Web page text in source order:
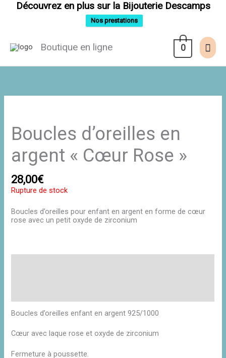
Découvrez en plus sur la Bijouterie Descamps
Nos prestations
Boutique en ligne 0
Boucles d’oreilles en
argent « Cœur Rose »
28,00€
Rupture de stock
Boucles d’oreilles pour enfant en argent en forme de cœur
rose avec un petit oxyde de zirconium
Boucles d’oreilles enfant en argent 925/1000
Cœur avec laque rose et oxyde de zirconium
Fermeture à poussette.